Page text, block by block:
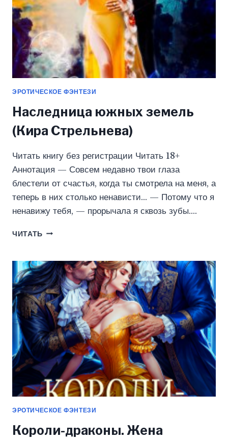
ЭРОТИЧЕСКОЕ ФЭНТЕЗИ
Наследница южных земель
(Кира Стрельнева)
Читать книгу без регистрации Читать 18+
Аннотация — Совсем недавно твои глаза
блестели от счастья, когда ты смотрела на меня, а
теперь в них столько ненависти… — Потому что я
ненавижу тебя, — прорычала я сквозь зубы….
ЧИТАТЬ НАСЛЕДНИЦА
(КИРА
СТРЕЛЬНЕВА)
ЭРОТИЧЕСКОЕ ФЭНТЕЗИ
Короли-драконы. Жена